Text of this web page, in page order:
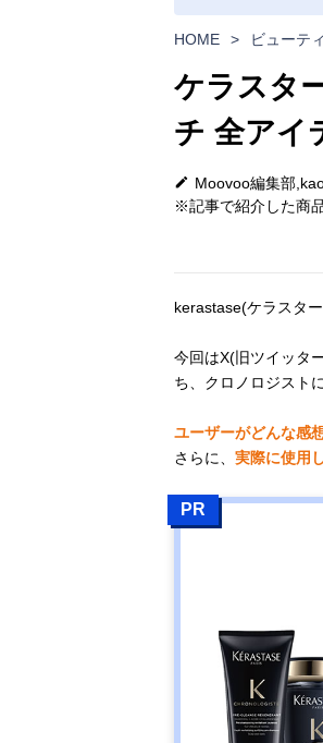
HOME > ビューテ
ケラスタ
チ 全アイ
Moovoo編集部
※記事で紹介した商
kerastase(ケラスタ
今回はX(旧ツイッタ
ち、クロノロジスト
ユーザーがどんな感
さらに、 実際に使用
PR